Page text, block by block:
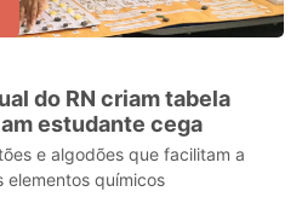
do RN criam tabela
estudante cega
e algodões que facilitam a
elementos químicos